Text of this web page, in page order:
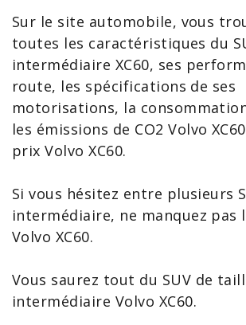
Sur le site automobile, vous
toutes les caractéristiques du
intermédiaire XC60, ses
route, les spécifications de ses
motorisations, la
les émissions de CO2 Volvo XC60
prix Volvo XC60.
Si vous hésitez entre plusieurs
intermédiaire, ne manquez pas
Volvo XC60.
Vous saurez tout du SUV de
intermédiaire Volvo XC60.